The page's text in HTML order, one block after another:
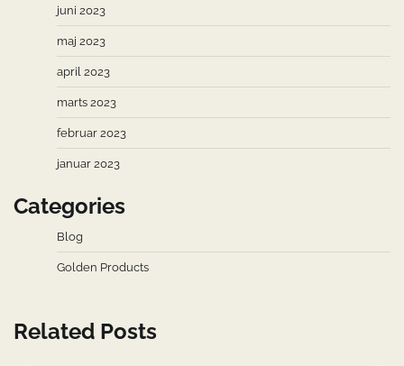
juni 2023
maj 2023
april 2023
marts 2023
februar 2023
januar 2023
Categories
Blog
Golden Products
Related Posts